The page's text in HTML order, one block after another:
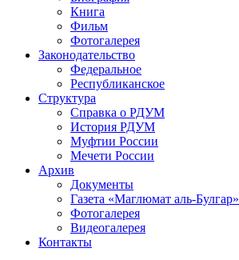
Книга
Фильм
Фотогалерея
Законодательство
Федеральное
Республиканское
Структура
Справка о РДУМ
История РДУМ
Муфтии России
Мечети России
Архив
Документы
Газета «Маглюмат аль-Булгар»
Фотогалерея
Видеогалерея
Контакты